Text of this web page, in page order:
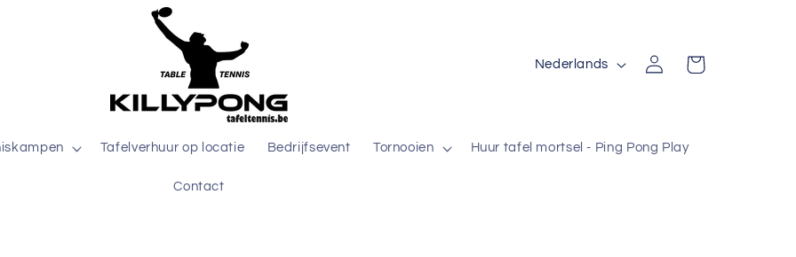
Tafelverhuur op locatie Bedrijfsevent Tornooien Huur tafel mortsel - Ping Pong Play
Contact
T
l
Nederlands InloggenWinkelwagen